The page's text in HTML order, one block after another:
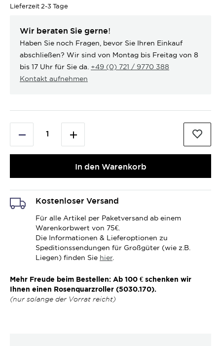
Lieferzeit 2-3 Tage
Wir beraten Sie gerne!
Haben Sie noch Fragen, bevor Sie Ihren Einkauf
abschließen? Wir sind von Montag bis Freitag von 8
bis 17 Uhr für Sie da. +49 (0) 721 / 9770 388
Kontakt aufnehmen
In den Warenkorb
Kostenloser Versand
Für alle Artikel per Paketversand ab einem
Warenkorbwert von 75€.
Die Informationen & Lieferoptionen zu
Speditionssendungen für Großgüter (wie z.B.
Liegen) finden Sie hier.
Mehr Freude beim Bestellen: Ab 100 € schenken wir
Ihnen einen Rosenquarzroller (5030.170).
(nur solange der Vorrat reicht)